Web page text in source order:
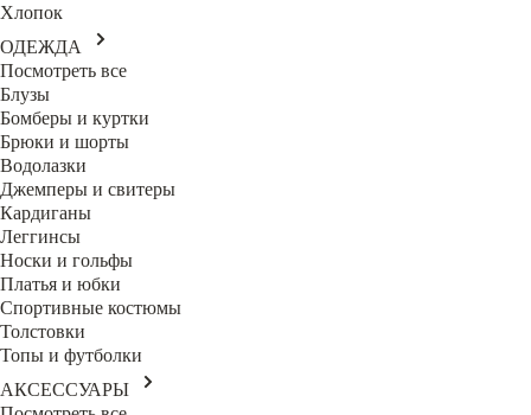
Хлопок
ОДЕЖДА
Посмотреть все
Блузы
Бомберы и куртки
Брюки и шорты
Водолазки
Джемперы и свитеры
Кардиганы
Леггинсы
Носки и гольфы
Платья и юбки
Спортивные костюмы
Толстовки
Топы и футболки
АКСЕССУАРЫ